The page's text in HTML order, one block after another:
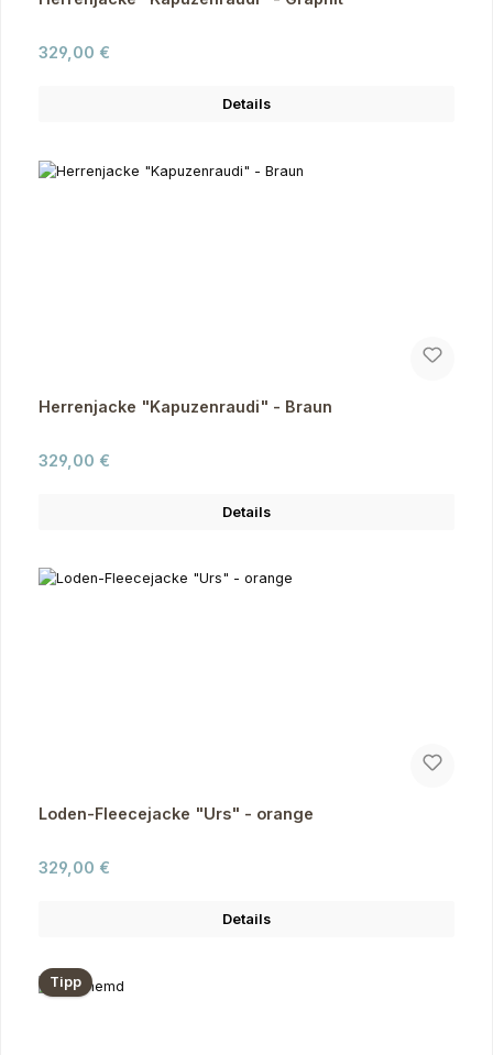
Regulärer Preis:
329,00 €
Details
Herrenjacke "Kapuzenraudi" - Braun
Regulärer Preis:
329,00 €
Details
Loden-Fleecejacke "Urs" - orange
Regulärer Preis:
329,00 €
Details
Tipp